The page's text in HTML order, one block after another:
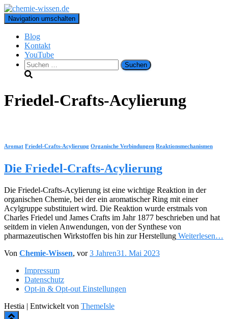
Navigation umschalten
Blog
Kontakt
YouTube
Suchen
nach:
Friedel-Crafts-Acylierung
Aromat Friedel-Crafts-Acylierung Organische Verbindungen Reaktionsmechanismen
Die Friedel-Crafts-Acylierung
Die Friedel-Crafts-Acylierung ist eine wichtige Reaktion in der
organischen Chemie, bei der ein aromatischer Ring mit einer
Acylgruppe substituiert wird. Die Reaktion wurde erstmals von
Charles Friedel und James Crafts im Jahr 1877 beschrieben und hat
seitdem in vielen Anwendungen, von der Synthese von
pharmazeutischen Wirkstoffen bis hin zur Herstellung Weiterlesen…
Von Chemie-Wissen, vor3 Jahren31. Mai 2023
Impressum
Datenschutz
Opt-in & Opt-out Einstellungen
Hestia | Entwickelt von ThemeIsle